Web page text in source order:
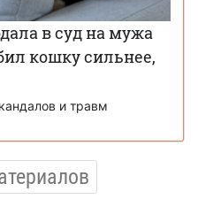
в суд на мужа
кошку сильнее,
и травм